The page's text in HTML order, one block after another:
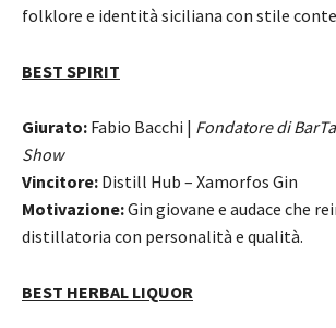
folklore e identità siciliana con stile
BEST SPIRIT
Giurato: Fabio Bacchi | Fondatore di
Show
Vincitore: Distill Hub – Xamorfos Gin
Motivazione:Gin giovane e audace che
distillatoria con personalità e qualità.
BEST HERBAL LIQUOR